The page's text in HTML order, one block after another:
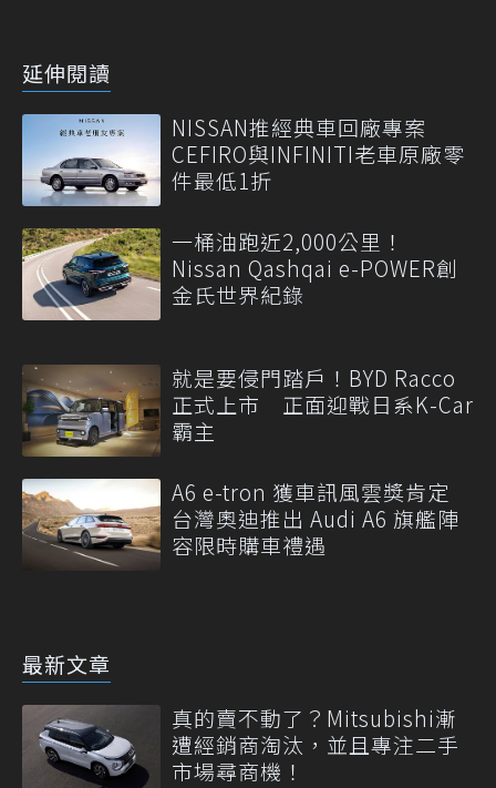
延伸閱讀
NISSAN推經典車回廠專案
CEFIRO與INFINITI老車原廠零
件最低1折
一桶油跑近2,000公里！
Nissan Qashqai e-POWER創
金氏世界紀錄
就是要侵門踏戶！BYD Racco
正式上市 正面迎戰日系K-Car
霸主
A6 e-tron 獲車訊風雲獎肯定
台灣奧迪推出 Audi A6 旗艦陣
容限時購車禮遇
最新文章
真的賣不動了？Mitsubishi漸
遭經銷商淘汰，並且專注二手
市場尋商機！